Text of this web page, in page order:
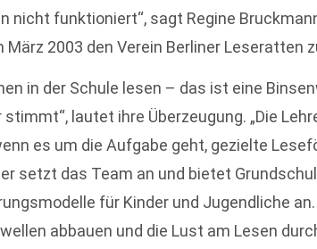
nicht funktioniert“, sagt Regine
März 2003 den Verein Berliner Leseratten
in der Schule lesen – das ist eine
lautet ihre Überzeugung. „Die
es um die Aufgabe geht, gezielte
setzt das Team an und bietet
für Kinder und Jugendliche
abbauen und die Lust am Lesen